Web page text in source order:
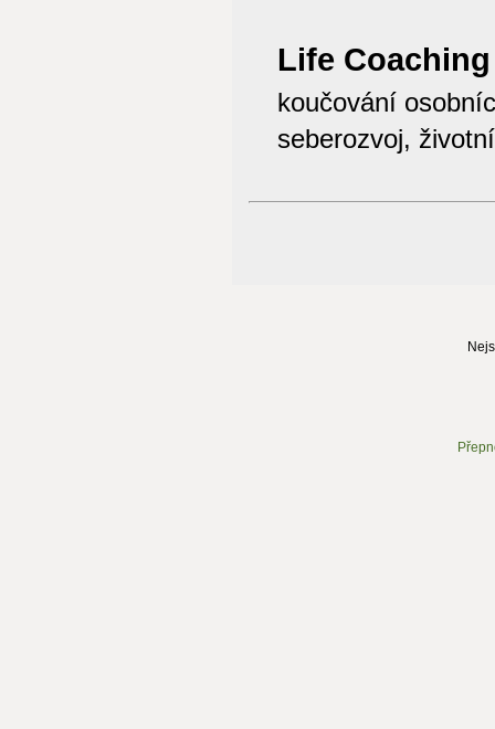
Life
koučování
seberozvoj,